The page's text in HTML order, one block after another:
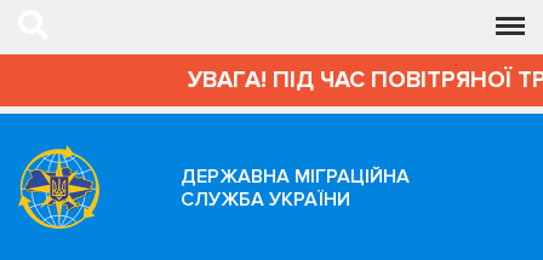
УВАГА! ПІД ЧАС ПОВІТРЯНОЇ
ДЕРЖАВНА МІГРАЦІЙНА
СЛУЖБА УКРАЇНИ